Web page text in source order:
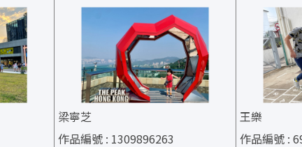
梁寧芝
作品編號 : 1309896263
王樂
作品編號 :